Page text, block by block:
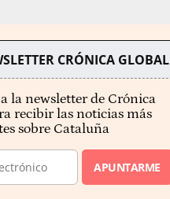
CRÓNICA GLOBAL
la newsletter de Crónica
recibir las noticias más
sobre Cataluña
APUNTARME